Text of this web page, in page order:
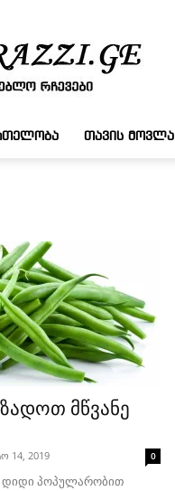
რჩევები
ᲗᲐᲕᲘᲡ ᲛᲝᲕᲚᲐ
მწვანე
14, 2019 0
დიდი პოპულარობით